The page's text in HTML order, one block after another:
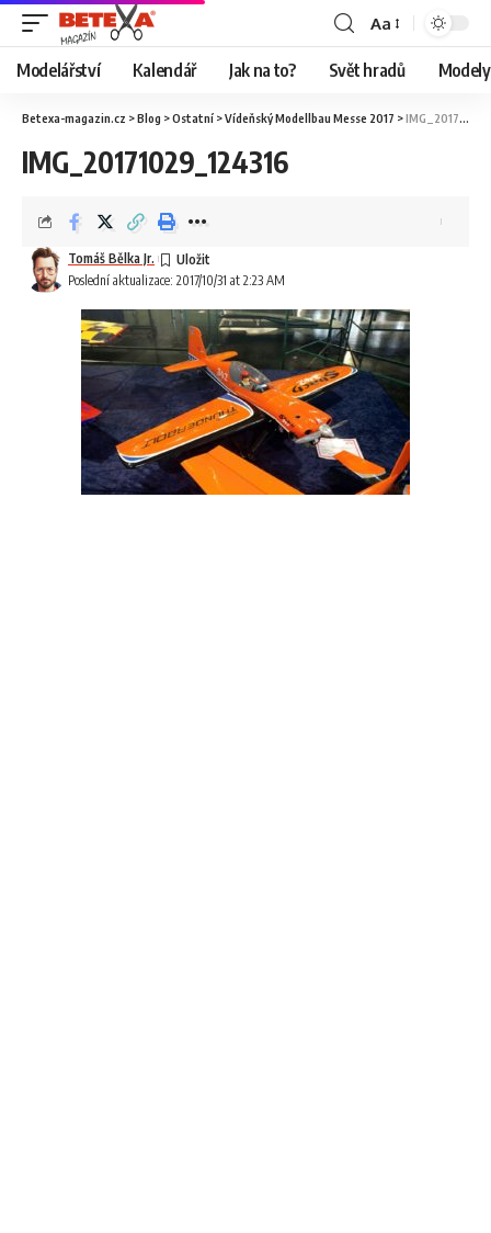
Aa
Modelářství Kalendář Jak na to? Svět hradů
Betexa-magazin.cz >Blog >Ostatní >Vídeňský Modellbau Messe 2017 >IMG_20171029_124316
IMG_20171029_124316
Poslední aktualizace: 2017/10/31 at 2:23 AM
Tomáš Bělka Jr.